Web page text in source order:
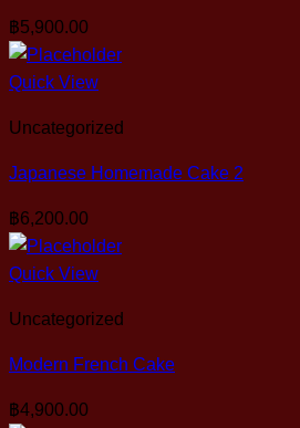
฿5,900.00
Quick View
Uncategorized
Japanese Homemade Cake 2
฿6,200.00
Quick View
Uncategorized
Modern French Cake
฿4,900.00